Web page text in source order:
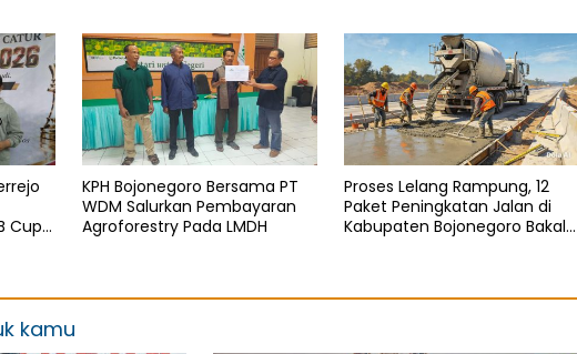
Cup
KPH Bojonegoro Bersama PT
WDM Salurkan Pembayaran
Agroforestry Pada LMDH
Proses Lelang Rampung, 12
Paket Peningkatan Jalan di
Kabupaten Bojonegoro Bakal
kamu